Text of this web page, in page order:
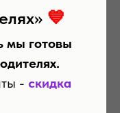
💙
мы готовы
- скидка